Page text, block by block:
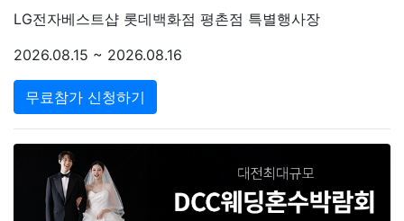
LG전자베스트샵 롯데백화점 평촌점 특별행사장
2026.08.15 ~ 2026.08.16
무료참가 신청하기